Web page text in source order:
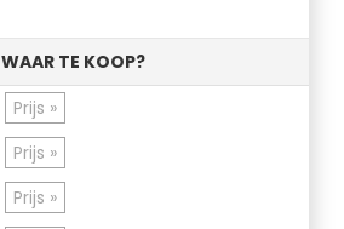
WAAR TE KOOP?
Prijs »
Prijs »
Prijs »